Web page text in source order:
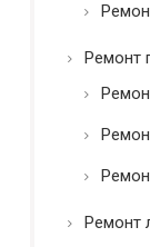
Ремонт
Ремонт